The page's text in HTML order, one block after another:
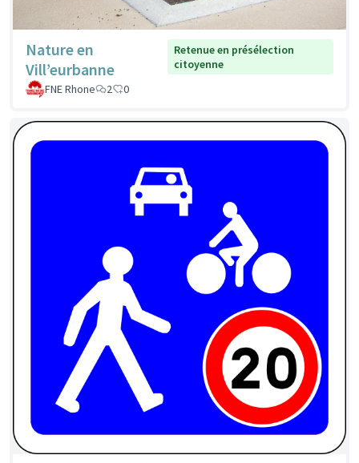
Nature en
Vill’eurbanne
Retenue en présélection
citoyenne
FNE Rhone
2 0